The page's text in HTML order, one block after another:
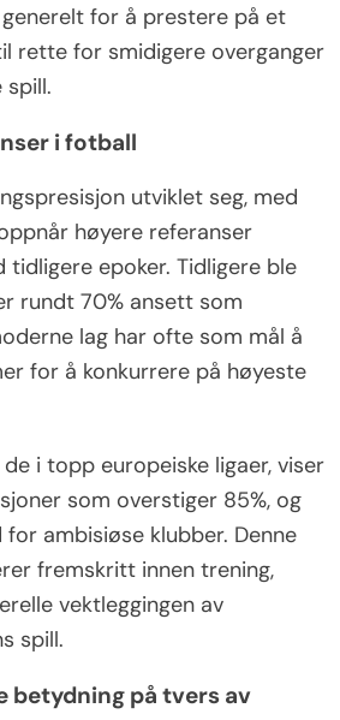
for å prestere på et
rette for smidigere overganger
spill.
i fotball
utviklet seg, med
høyere referanser
tidligere epoker. Tidligere ble
rundt 70% ansett som
lag har ofte som mål å
for å konkurrere på høyeste
i topp europeiske ligaer, viser
som overstiger 85%, og
ambisiøse klubber. Denne
fremskritt innen trening,
vektleggingen av
spill.
betydning på tvers av